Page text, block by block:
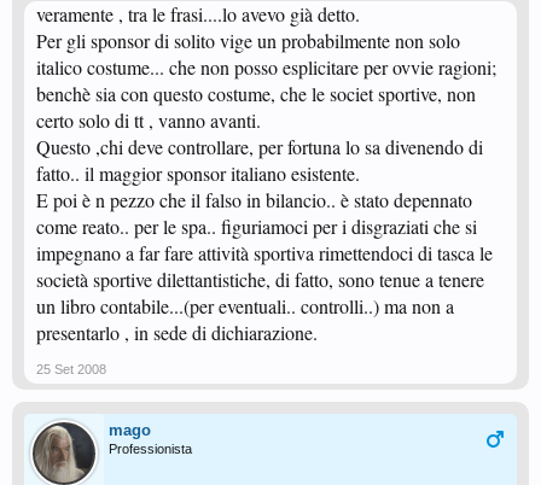
veramente , tra le frasi....lo avevo già detto.
Per gli sponsor di solito vige un probabilmente non solo
italico costume... che non posso esplicitare per ovvie ragioni;
benchè sia con questo costume, che le societ sportive, non
certo solo di tt , vanno avanti.
Questo ,chi deve controllare, per fortuna lo sa divenendo di
fatto.. il maggior sponsor italiano esistente.
E poi è n pezzo che il falso in bilancio.. è stato depennato
come reato.. per le spa.. figuriamoci per i disgraziati che si
impegnano a far fare attività sportiva rimettendoci di tasca le
società sportive dilettantistiche, di fatto, sono tenue a tenere
un libro contabile...(per eventuali.. controlli..) ma non a
presentarlo , in sede di dichiarazione.
25 Set 2008
mago
Professionista